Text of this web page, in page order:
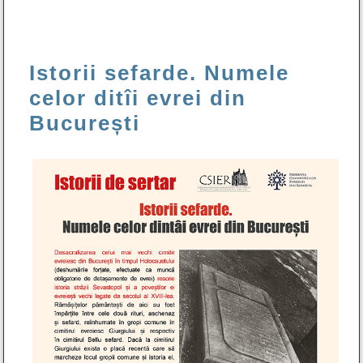
Istorii sefarde. Numele
celor ditîi evrei din
București